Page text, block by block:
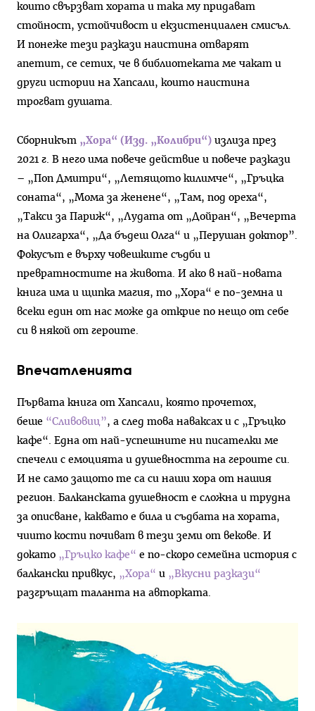
които свързват хората и така му придават
стойност, устойчивост и екзистенциален смисъл.
И понеже тези разкази наистина отварят
апетит, се сетих, че в библиотеката ме чакат и
други истории на Хапсали, които наистина
трогват душата.
Сборникът „Хора“ (Изд. „Колибри“) излиза през
2021 г. В него има повече действие и повече разкази
– „Поп Дмитри“, „Летящото килимче“, „Гръцка
соната“, „Мома за женене“, „Там, под ореха“,
„Такси за Париж“, „Лудата от „Дойран“, „Вечерта
на Олигарха“, „Да бъдеш Олга“ и „Перушан доктор”.
Фокусът е върху човешките съдби и
превратностите на живота. И ако в най-новата
книга има и щипка магия, то „Хора“ е по-земна и
всеки един от нас може да открие по нещо от себе
си в някой от героите.
Впечатленията
Първата книга от Хапсали, която прочетох,
беше “Сливовиц”, а след това наваксах и с „Гръцко
кафе“. Една от най-успешните ни писателки ме
спечели с емоцията и душевността на героите си.
И не само защото те са си наши хора от нашия
регион. Балканската душевност е сложна и трудна
за описване, каквато е била и съдбата на хората,
чиито кости почиват в тези земи от векове. И
докато „Гръцко кафе“ е по-скоро семейна история с
балкански привкус, „Хора“ и „Вкусни разкази“
разгръщат таланта на авторката.